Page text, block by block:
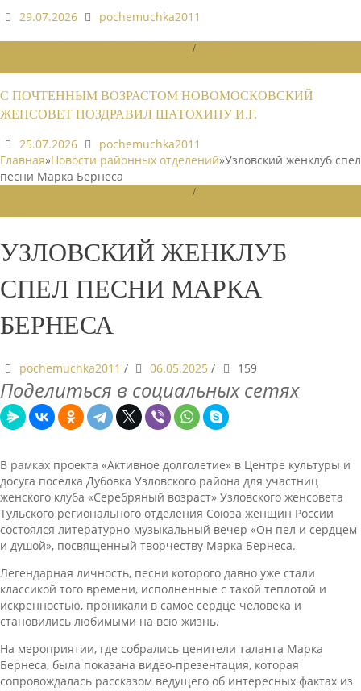
29.07.2026 pochemuchka2011
/
С ПОЧТЕННЫМ ВОЗРАСТОМ НОВОМОСКОВСКИЙ
ЖЕНСОВЕТ ПОЗДРАВИЛ ШАТОХИНУ И.Г.
25.07.2026
pochemuchka2011
Главная»Новости районных отделений»Узловский женклуб спел
песни Марка Бернеса
/
УЗЛОВСКИЙ ЖЕНКЛУБ
СПЕЛ ПЕСНИ МАРКА
БЕРНЕСА
pochemuchka2011 / 06.05.2025 / 159
Поделиться в социальных сетях
В рамках проекта «Активное долголетие» в Центре культуры и
досуга поселка Дубовка Узловского района для участниц
женского клуба «Серебряный возраст» Узловского женсовета
Тульского регионального отделения Союза женщин России
состоялся литературно-музыкальный вечер «Он пел и сердцем
и душой», посвященный творчеству Марка Бернеса.
Легендарная личность, песни которого давно уже стали
классикой того времени, исполненные с такой теплотой и
искренностью, проникали в самое сердце человека и
становились любимыми на всю жизнь.
На мероприятии, где собрались ценители таланта Марка
Бернеса, была показана видео-презентация, которая
сопровождалась рассказом ведущего об интересных фактах из